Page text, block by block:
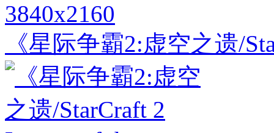
3840x2160
《星际争霸2:虚空之遗/